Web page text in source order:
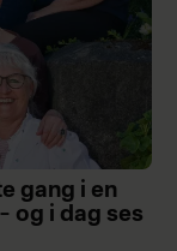
gang i en
og i dag ses